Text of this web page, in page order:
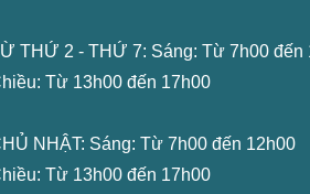
THỨ 2 - THỨ 7: Sáng: Từ 7h00 đến
Từ 13h00 đến 17h00
NHẬT: Sáng: Từ 7h00 đến 12h00
Từ 13h00 đến 17h00